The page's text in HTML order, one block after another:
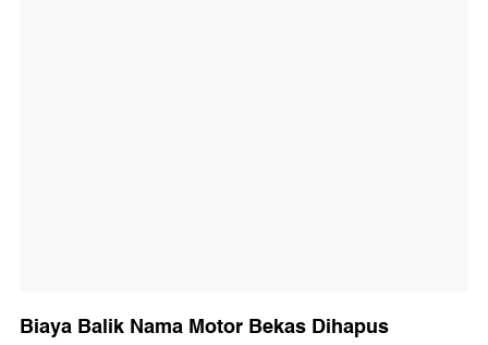
Biaya Balik Nama Motor Bekas Dihapus